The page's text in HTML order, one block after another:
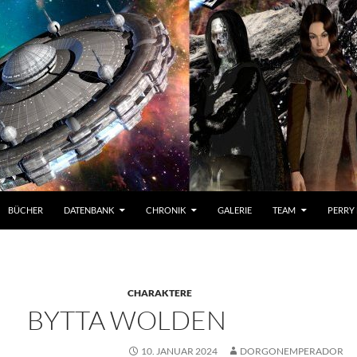
BÜCHER DATENBANK CHRONIK GALERIE TEAM
CHARAKTERE
BYTTA WOLDEN
10. JANUAR 2024 DORGONEMPERADOR